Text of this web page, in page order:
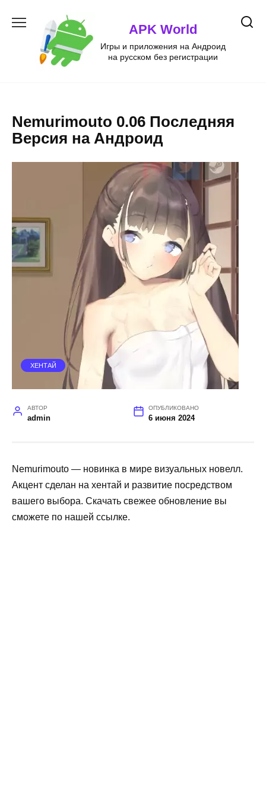
содержанию
APK World
Игры и приложения на Андроид
на русском без регистрации
Nemurimouto 0.06 Последняя
Версия на Андроид
ХЕНТАЙ
АВТОР
admin
ОПУБЛИКОВАНО
6 июня 2024
Nemurimouto — новинка в мире визуальных новелл.
Акцент сделан на хентай и развитие посредством
вашего выбора. Скачать свежее обновление вы
сможете по нашей ссылке.